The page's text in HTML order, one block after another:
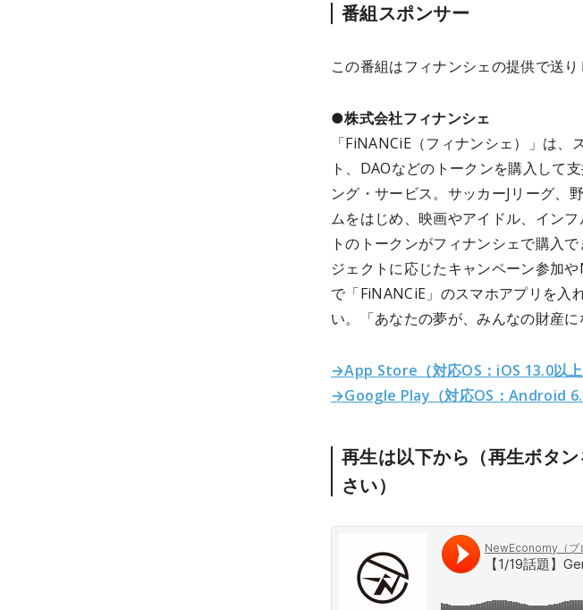
番組スポンサー
この番組はフィナンシェの提供で送り
●株式会社フィナンシェ
「FiNANCiE（フィナンシェ）」は
ト、DAOなどのトークンを購入して
ング・サービス。サッカーJリーグ、
ムをはじめ、映画やアイドル、イン
トのトークンがフィナンシェで購入
ジェクトに応じたキャンペーン参加
で「FiNANCiE」のスマホアプリを入
い。「あなたの夢が、みんなの財産
→App Store（対応OS：iOS 13.0以上
→Google Play（対応OS：Android
再生は以下から（再生ボタ
さい）